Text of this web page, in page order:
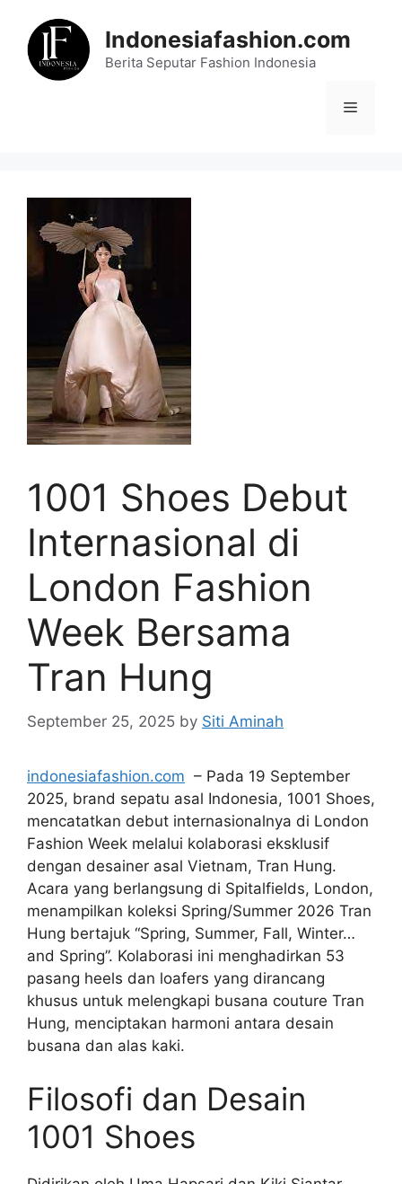
content
Indonesiafashion.com
Berita Seputar Fashion Indonesia
Menu
1001 Shoes Debut
Internasional di
London Fashion
Week Bersama
Tran Hung
September 25, 2025 by Siti Aminah
indonesiafashion.com – Pada 19 September
2025, brand sepatu asal Indonesia, 1001 Shoes,
mencatatkan debut internasionalnya di London
Fashion Week melalui kolaborasi eksklusif
dengan desainer asal Vietnam, Tran Hung.
Acara yang berlangsung di Spitalfields, London,
menampilkan koleksi Spring/Summer 2026 Tran
Hung bertajuk “Spring, Summer, Fall, Winter…
and Spring”. Kolaborasi ini menghadirkan 53
pasang heels dan loafers yang dirancang
khusus untuk melengkapi busana couture Tran
Hung, menciptakan harmoni antara desain
busana dan alas kaki.
Filosofi dan Desain
1001 Shoes